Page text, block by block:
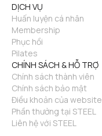
DỊCH VỤ
Huấn luyện cá nhân
Membership
Phục hồi
Pilates
CHÍNH SÁCH & HỖ TRỢ
Chính sách thành viên
Chính sách bảo mật
Điều khoản của website
Phần thưởng tại STEEL
Liên hệ với STEEL